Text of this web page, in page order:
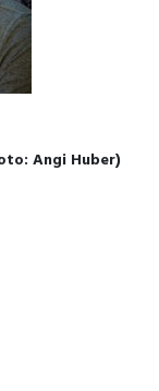
Angi Huber)